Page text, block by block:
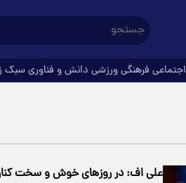
اجتماعی فرهنگیورزشی دانش و فناوری سبک
علی اف: در روزهای خوش و سخت کنار